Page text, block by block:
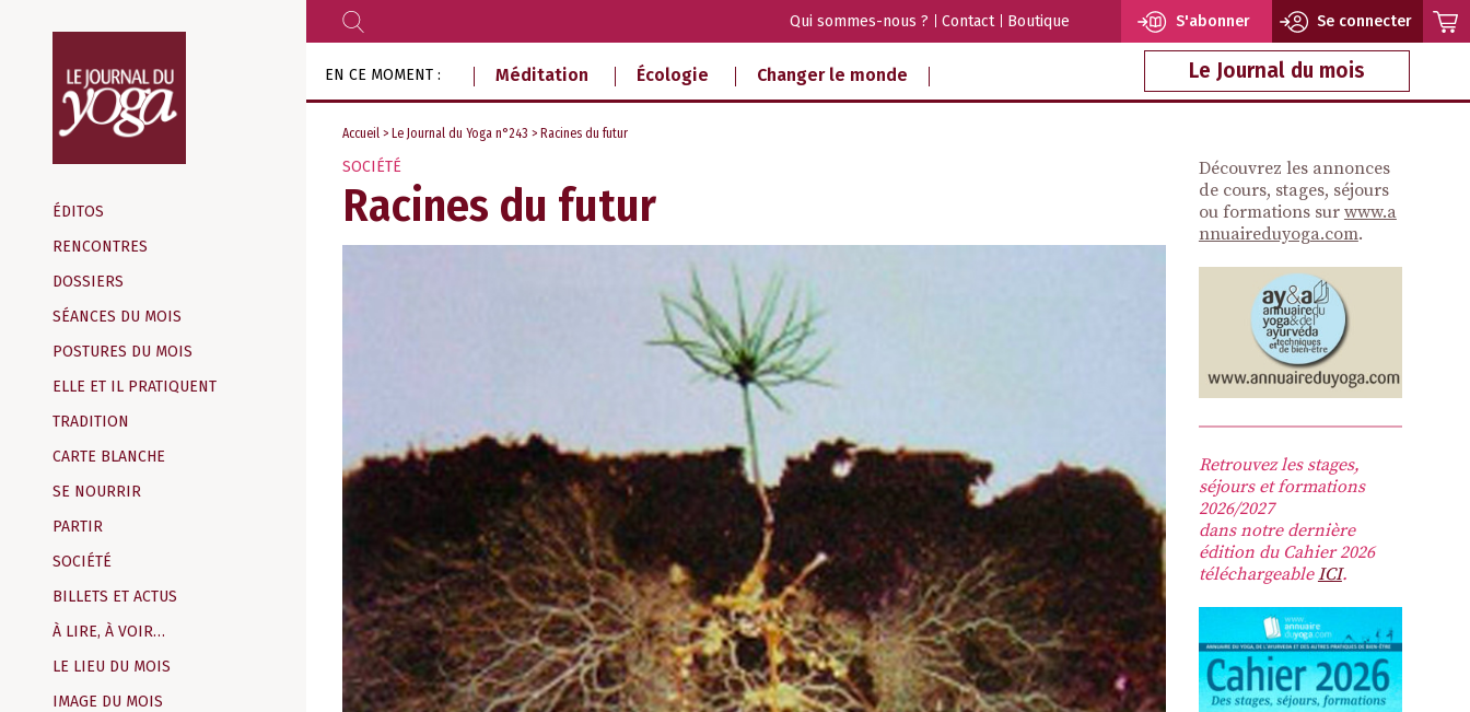
d‘information
indépendant
ÉDITOS
RENCONTRES
DOSSIERS
SÉANCES DU MOIS
POSTURES DU MOIS
ELLE ET IL PRATIQUENT
TRADITION
CARTE BLANCHE
SE NOURRIR
PARTIR
SOCIÉTÉ
BILLETS ET ACTUS
À LIRE, À VOIR…
LE LIEU DU MOIS
IMAGE DU MOIS
RECHERCHER Qui sommes-nous ? Contact Boutique S'abonner Se connecter
EN CE MOMENT : Méditation Écologie Changer le monde Le Journal du mois
Accueil > Le Journal du Yoga n°243 > Racines du futur
SOCIÉTÉ
Racines du futur
Découvrez les annonces
de cours, stages, séjours
ou formations sur www.a
nnuaireduyoga.com.
Retrouvez les stages,
séjours et formations
2026/2027
dans notre dernière
édition du Cahier 2026
téléchargeableICI.